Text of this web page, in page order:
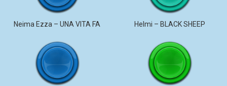
Neima Ezza – UNA VITA FA Helmi – BLACK SHEEP